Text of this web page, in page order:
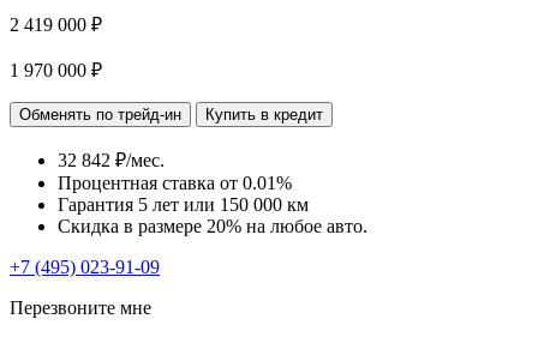
2 419 000 ₽
1 970 000 ₽
Обменять по трейд-ин Купить в кредит
32 842 ₽/мес.
Процентная ставка от 0.01%
Гарантия 5 лет или 150 000 км
Скидка в размере 20% на любое авто.
+7 (495) 023-91-09
Перезвоните мне